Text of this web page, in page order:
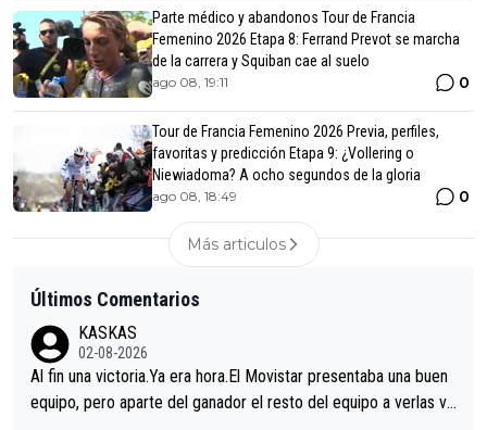
Parte médico y abandonos Tour de Francia
Femenino 2026 Etapa 8: Ferrand Prevot se marcha
de la carrera y Squiban cae al suelo
ago 08, 19:11 0
Tour de Francia Femenino 2026 Previa, perfiles,
favoritas y predicción Etapa 9: ¿Vollering o
Niewiadoma? A ocho segundos de la gloria
ago 08, 18:49 0
Más articulos
Últimos Comentarios
KASKAS
02-08-2026
Al fin una victoria.Ya era hora.El Movistar presentaba una buen
equipo, pero aparte del ganador el resto del equipo a verlas ve